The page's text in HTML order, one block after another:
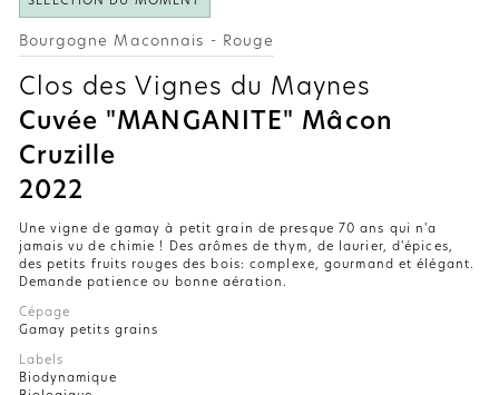
Bourgogne Maconnais - Rouge
Clos des Vignes du Maynes
Cuvée "MANGANITE" Mâcon
Cruzille
2022
Une vigne de gamay à petit grain de presque 70 ans qui n'a
jamais vu de chimie ! Des arômes de thym, de laurier, d'épices,
des petits fruits rouges des bois: complexe, gourmand et élégant.
Demande patience ou bonne aération.
Cépage
Gamay petits grains
Labels
Biodynamique